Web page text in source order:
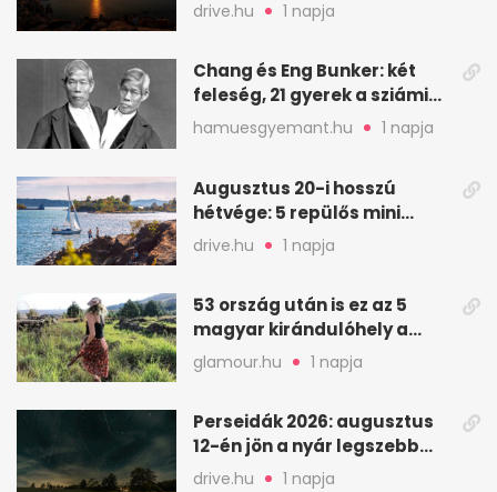
drive.hu 1 napja
Chang és Eng Bunker: két
feleség, 21 gyerek a sziámi
ikrek életében
hamuesgyemant.hu 1 napja
Augusztus 20-i hosszú
hétvége: 5 repülős mini
nyaralás 0 szabadsággal
drive.hu 1 napja
53 ország után is ez az 5
magyar kirándulóhely a
kedvencem
glamour.hu 1 napja
Perseidák 2026: augusztus
12-én jön a nyár legszebb
csillaghullása
drive.hu 1 napja